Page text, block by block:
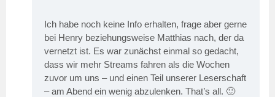
Ich habe noch keine Info erhalten, frage aber gerne
bei Henry beziehungsweise Matthias nach, der da
vernetzt ist. Es war zunächst einmal so gedacht,
dass wir mehr Streams fahren als die Wochen
zuvor um uns – und einen Teil unserer Leserschaft
– am Abend ein wenig abzulenken. That’s all. 🙂